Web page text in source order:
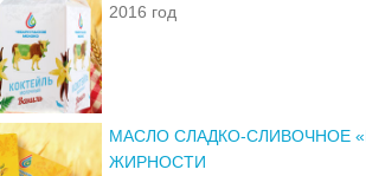
2016 год
МАСЛО СЛАДКО-СЛИВОЧНОЕ
ЖИРНОСТИ